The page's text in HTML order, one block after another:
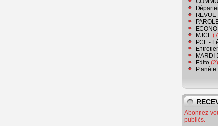
REVUE
MJCF
PCF -
MARDI
Edito (2)
Planète
Abonnez-
publiés.